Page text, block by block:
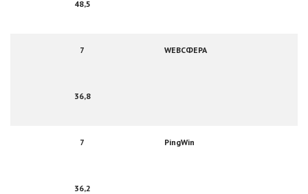
48,5
7 WEBСФЕРА
36,8
7 PingWin
36,2